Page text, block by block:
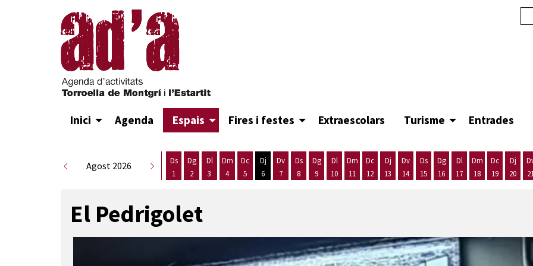
Inici Agenda Espais Fires i festes Extraescolars Turisme Entrades
Agost 2026
Ds
1
Dg
2
Dl
3
Dm
4
Dc
5
Dj
6
Dv
7
Ds
8
Dg
9
Dl
10
Dm
11
Dc
12
Dj
13
Dv
14
Ds
15
Dg
16
Dl
17
Dm
18
Dc
19
Dj
20
El Pedrigolet